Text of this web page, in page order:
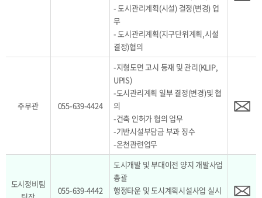
- 도시관리계획(시설) 결정(변경) 업
무
- 도시관리계획(지구단위계획,시설
결정)협의
주무관 055-639-4424
-지형도면 고시 등재 및 관리(KLIP,
UPIS)
-도시관리계획 일부 결정(변경)및 협
의
-건축 인허가 협의 업무
-기반시설부담금 부과 징수
-온천관련업무
도시정비팀
055-639-4442
도시개발 및 부대이전 양지 개발사업
총괄
행정타운 및 도시계획시설사업 실시